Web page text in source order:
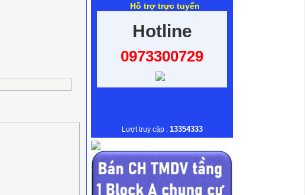
Hỗ trợ trực tuyến
Hotline
0973300729
Lượt truy cập : 13354333